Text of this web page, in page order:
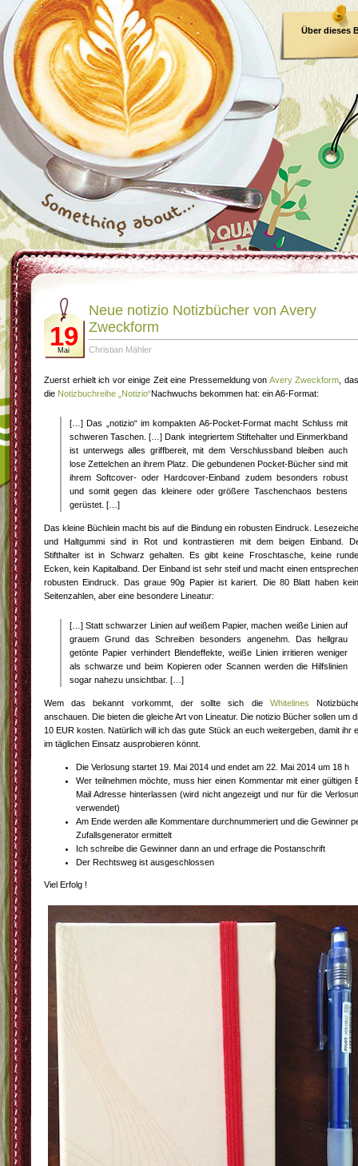
Über dieses
19
Mai
Neue notizio Notizbücher von Avery
Zweckform
Christian Mähler
Zuerst erhielt ich vor einige Zeit eine Pressemeldung von Avery Zweckform ,
die Notizbuchreihe „Notizio“Nachwuchs bekommen hat: ein A6-Format:
[…] Das „notizio“ im kompakten A6-Pocket-Format macht Schluss mit
schweren Taschen. […] Dank integriertem Stiftehalter und Einmerkband
ist unterwegs alles griffbereit, mit dem Verschlussband bleiben auch
lose Zettelchen an ihrem Platz. Die gebundenen Pocket-Bücher sind mit
ihrem Softcover- oder Hardcover-Einband zudem besonders robust
und somit gegen das kleinere oder größere Taschenchaos bestens
gerüstet. […]
Das kleine Büchlein macht bis auf die Bindung ein robusten Eindruck.
und Haltgummi sind in Rot und kontrastieren mit dem beigen Einband.
Stifthalter ist in Schwarz gehalten. Es gibt keine Froschtasche, keine
Ecken, kein Kapitalband. Der Einband ist sehr steif und macht einen
robusten Eindruck. Das graue 90g Papier ist kariert. Die 80 Blatt haben
Seitenzahlen, aber eine besondere Lineatur:
[…] Statt schwarzer Linien auf weißem Papier, machen weiße Linien auf
grauem Grund das Schreiben besonders angenehm. Das hellgrau
getönte Papier verhindert Blendeffekte, weiße Linien irritieren weniger
als schwarze und beim Kopieren oder Scannen werden die Hilfslinien
sogar nahezu unsichtbar. […]
Wem das bekannt vorkommt, der sollte sich die Whitelines
anschauen. Die bieten die gleiche Art von Lineatur. Die notizio Bücher sollen um
10 EUR kosten. Natürlich will ich das gute Stück an euch weitergeben, damit ihr
im täglichen Einsatz ausprobieren könnt.
Die Verlosung startet 19. Mai 2014 und endet am 22. Mai 2014 um 18 h
Wer teilnehmen möchte, muss hier einen Kommentar mit einer gültigen
Mail Adresse hinterlassen (wird nicht angezeigt und nur für die
verwendet)
Am Ende werden alle Kommentare durchnummeriert und die Gewinner
Zufallsgenerator ermittelt
Ich schreibe die Gewinner dann an und erfrage die Postanschrift
Der Rechtsweg ist ausgeschlossen
Viel Erfolg !